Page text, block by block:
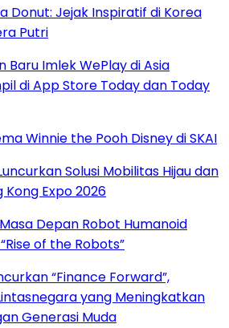
Donut: Jejak Inspiratif di Korea
Putri
Baru Imlek WePlay di Asia
di App Store Today dan Today
Winnie the Pooh Disney di SKAI
Solusi Mobilitas Hijau dan
Kong Expo 2026
Depan Robot Humanoid
of the Robots”
“Finance Forward”,
yang Meningkatkan
Generasi Muda